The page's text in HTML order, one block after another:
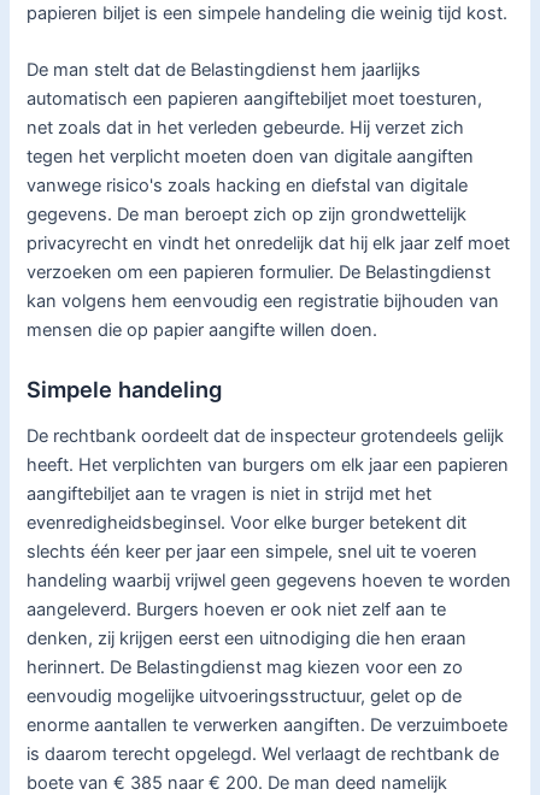
papieren biljet is een simpele handeling die weinig tijd kost.
De man stelt dat de Belastingdienst hem jaarlijks
automatisch een papieren aangiftebiljet moet toesturen,
net zoals dat in het verleden gebeurde. Hij verzet zich
tegen het verplicht moeten doen van digitale aangiften
vanwege risico's zoals hacking en diefstal van digitale
gegevens. De man beroept zich op zijn grondwettelijk
privacyrecht en vindt het onredelijk dat hij elk jaar zelf moet
verzoeken om een papieren formulier. De Belastingdienst
kan volgens hem eenvoudig een registratie bijhouden van
mensen die op papier aangifte willen doen.
Simpele handeling
De rechtbank oordeelt dat de inspecteur grotendeels gelijk
heeft. Het verplichten van burgers om elk jaar een papieren
aangiftebiljet aan te vragen is niet in strijd met het
evenredigheidsbeginsel. Voor elke burger betekent dit
slechts één keer per jaar een simpele, snel uit te voeren
handeling waarbij vrijwel geen gegevens hoeven te worden
aangeleverd. Burgers hoeven er ook niet zelf aan te
denken, zij krijgen eerst een uitnodiging die hen eraan
herinnert. De Belastingdienst mag kiezen voor een zo
eenvoudig mogelijke uitvoeringsstructuur, gelet op de
enorme aantallen te verwerken aangiften. De verzuimboete
is daarom terecht opgelegd. Wel verlaagt de rechtbank de
boete van € 385 naar € 200. De man deed namelijk